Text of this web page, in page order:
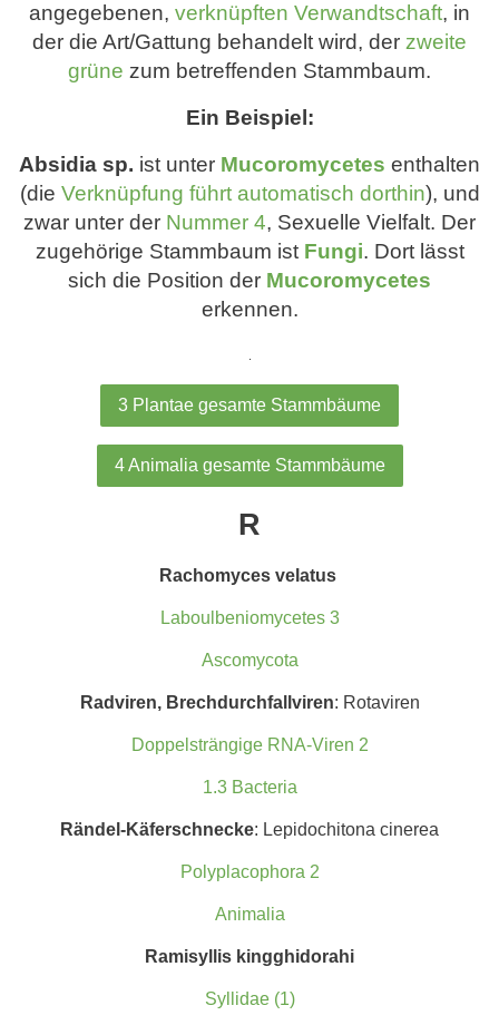
angegebenen, verknüpften Verwandtschaft, in
der die Art/Gattung behandelt wird, der zweite
grüne zum betreffenden Stammbaum.
Ein Beispiel:
Absidia sp. ist unter Mucoromycetes enthalten
(die Verknüpfung führt automatisch dorthin), und
zwar unter der Nummer 4, Sexuelle Vielfalt. Der
zugehörige Stammbaum ist Fungi. Dort lässt
sich die Position der Mucoromycetes
erkennen.
3 Plantae gesamte Stammbäume
4 Animalia gesamte Stammbäume
R
Rachomyces velatus
Laboulbeniomycetes 3
Ascomycota
Radviren, Brechdurchfallviren: Rotaviren
Doppelsträngige RNA-Viren 2
1.3 Bacteria
Rändel-Käferschnecke: Lepidochitona cinerea
Polyplacophora 2
Animalia
Ramisyllis kingghidorahi
Syllidae (1)